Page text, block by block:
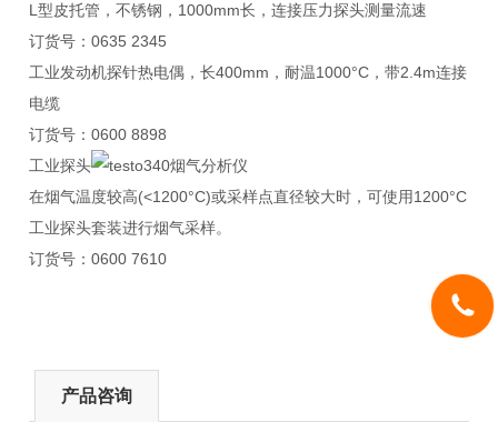
L型皮托管，不锈钢，1000mm长，连接压力探头测量流速
订货号：0635 2345
工业发动机探针热电偶，长400mm，耐温1000°C，带2.4m连接
电缆
订货号：0600 8898
工业探头
在烟气温度较高(<1200°C)或采样点直径较大时，可使用1200°C
工业探头套装进行烟气采样。
订货号：0600 7610
产品咨询